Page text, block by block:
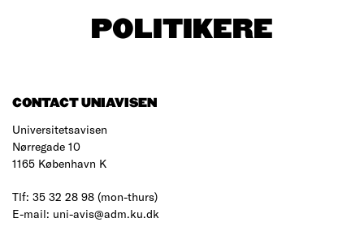
POLITIKERE
CONTACT UNIAVISEN
Universitetsavisen
Nørregade 10
1165 København K
Tlf: 35 32 28 98 (mon-thurs)
E-mail: uni-avis@adm.ku.dk